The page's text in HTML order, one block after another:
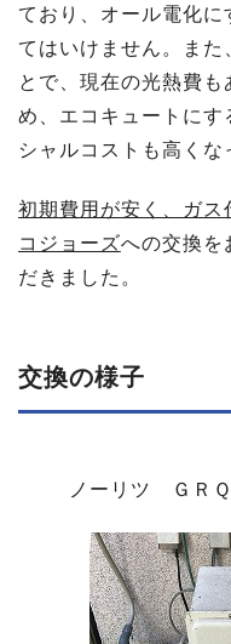
ており、オール電化に
てはいけません。また
とで、現在の光熱費も
め、エコキュートにす
シャルコストも高くな
初期費用が安く、ガス
コジョーズへの交換を
だきました。
交換の​様子
ノーリツ ＧＲ